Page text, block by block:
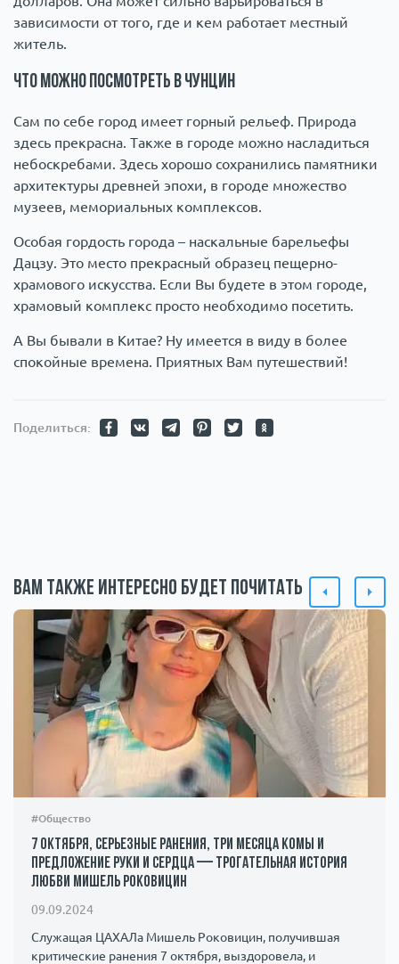
зависимости от того, где и кем работает местный
житель.
Что можно посмотреть в Чунцин
Сам по себе город имеет горный рельеф. Природа
здесь прекрасна. Также в городе можно насладиться
небоскребами. Здесь хорошо сохранились памятники
архитектуры древней эпохи, в городе множество
музеев, мемориальных комплексов.
Особая гордость города – наскальные барельефы
Дацзу. Это место прекрасный образец пещерно-
храмового искусства. Если Вы будете в этом городе,
храмовый комплекс просто необходимо посетить.
А Вы бывали в Китае? Ну имеется в виду в более
спокойные времена. Приятных Вам путешествий!
Поделиться:
Вам также интересно будет почитать
#Общество
7 октября, серьезные ранения, три месяца комы и
предложение руки и сердца — трогательная история
любви Мишель Роковицин
09.09.2024
Служащая ЦАХАЛа Мишель Роковицин, получившая
критические ранения 7 октября, выздоровела, и